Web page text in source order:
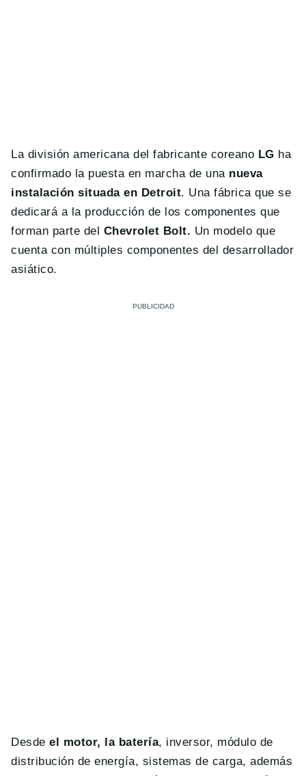
La división americana del fabricante coreano LG ha
confirmado la puesta en marcha de una nueva
instalación situada en Detroit. Una fábrica que se
dedicará a la producción de los componentes que
forman parte del Chevrolet Bolt. Un modelo que
cuenta con múltiples componentes del desarrollador
asiático.
Desde el motor, la batería, inversor, módulo de
distribución de energía, sistemas de carga, además